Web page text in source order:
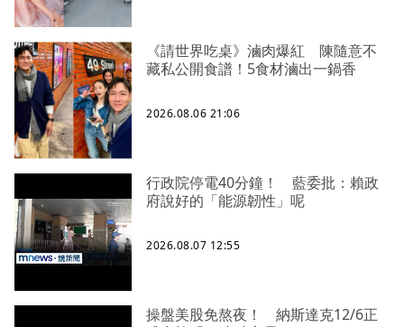
《請世界吃桌》滷肉爆紅 陳隨意不
藏私公開食譜！5食材滷出一鍋香
2026.08.06 21:06
行政院停電40分鐘！ 藍委批：賴政
府說好的「能源韌性」呢
2026.08.07 12:55
操盤美股免熬夜！ 納斯達克12/6正